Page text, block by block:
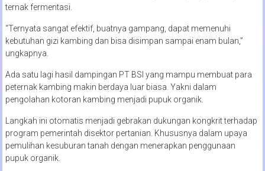
ternak fermentasi.
“Ternyata sangat efektif, buatnya gampang, dapat memenuhi
kebutuhan gizi kambing dan bisa disimpan sampai enam bulan,”
ungkapnya.
Ada satu lagi hasil dampingan PT BSI yang mampu membuat para
peternak kambing makin berdaya luar biasa. Yakni dalam
pengolahan kotoran kambing menjadi pupuk organik.
Langkah ini otomatis menjadi gebrakan dukungan kongkrit terhadap
program pemerintah disektor pertanian. Khususnya dalam upaya
pemulihan kesuburan tanah dengan menerapkan penggunaan
pupuk organik.